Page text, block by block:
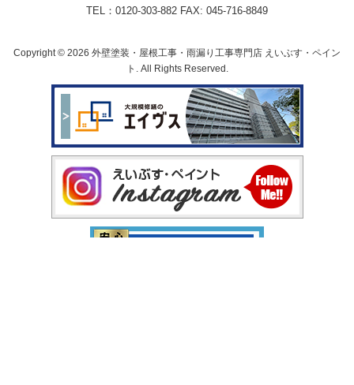
TEL：0120-303-882 FAX: 045-716-8849
Copyright © 2026 外壁塗装・屋根工事・雨漏り工事専門店 えいぶす・ペイン
ト. All Rights Reserved.